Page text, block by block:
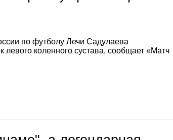
по футболу Лечи Садулаева
левого коленного сустава, сообщает «Матч